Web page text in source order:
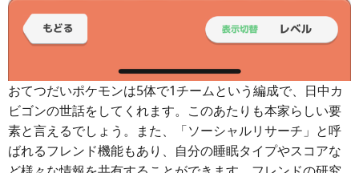
おてつだいポケモンは5体で1チームという編成で、日中カ
ビゴンの世話をしてくれます。このあたりも本家らしい要
素と言えるでしょう。また、「ソーシャルリサーチ」と呼
ばれるフレンド機能もあり、自分の睡眠タイプやスコアな